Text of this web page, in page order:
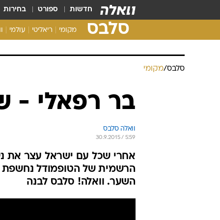
חדשות ספורט בחירות
סלבס מקומי ריאליטי עולמי
סלבס/מקומי
בר רפאלי -
וואלה סלבס
30.9.2015 / 5:59
אחרי שכל עם ישראל עצר את
השער. וואלה! סלבס לבנה